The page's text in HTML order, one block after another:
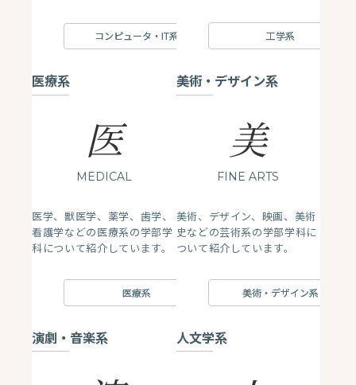
コンピュータ・IT系 工学系
医療系
医
MEDICAL
医学、獣医学、薬学、歯学、
看護学などの医療系の学部学
科について紹介しています。
医療系
美術・デザイン系
美
FINE ARTS
美術、デザイン、映画、美術
史などの芸術系の学部学科に
ついて紹介しています。
美術・デザイン系
演劇・音楽系 人文学系